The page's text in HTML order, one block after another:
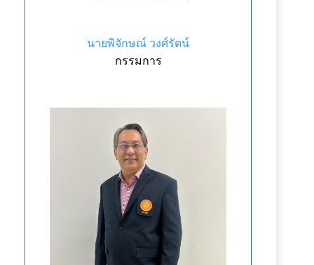
นายพิจักษณ์ วงศ์รัตน์
กรรมการ